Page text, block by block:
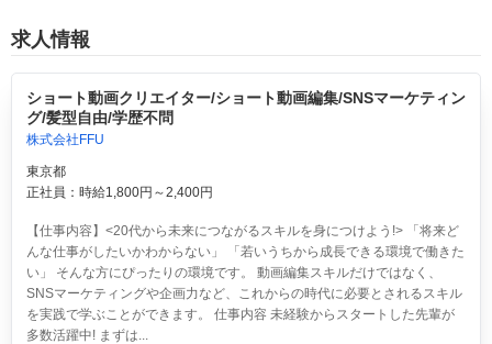
求人情報
ショート動画クリエイター/ショート動画編集/SNSマーケティン
グ/髪型自由/学歴不問
株式会社FFU
東京都
正社員：時給1,800円～2,400円
【仕事内容】<20代から未来につながるスキルを身につけよう!> 「将来ど
んな仕事がしたいかわからない」 「若いうちから成長できる環境で働きた
い」 そんな方にぴったりの環境です。 動画編集スキルだけではなく、
SNSマーケティングや企画力など、これからの時代に必要とされるスキル
を実践で学ぶことができます。 仕事内容 未経験からスタートした先輩が
多数活躍中! まずは...